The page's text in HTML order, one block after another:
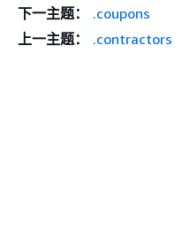
下一主题：
.coupons
上一主题：
.contractors